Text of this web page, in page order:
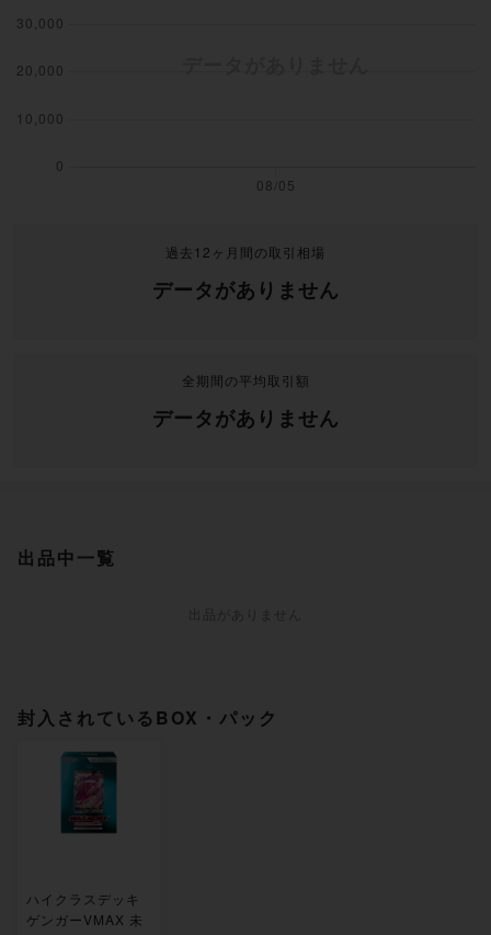
過去12ヶ月間の取引相場
データがありません
全期間の平均取引額
データがありません
出品中一覧
封入されているBOX・パック
ハイクラスデッキ
ゲンガーVMAX 未